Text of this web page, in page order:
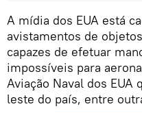
A mídia dos EUA está
avistamentos de
capazes de efetuar
impossíveis para
Aviação Naval dos EUA
leste do país, entre